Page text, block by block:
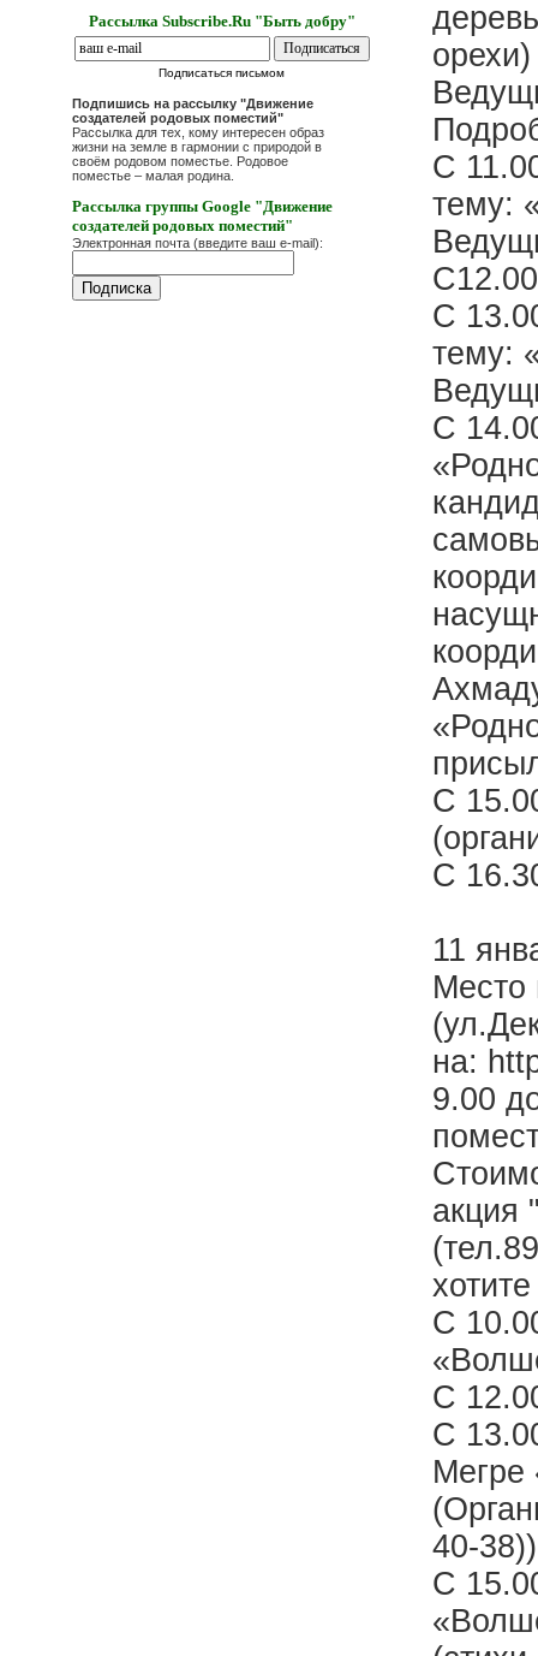
Рассылка Subscribe.Ru "Быть добру"
Подписаться письмом
Подпишись на рассылку "Движение
создателей родовых поместий"
Рассылка для тех, кому интересен образ
жизни на земле в гармонии с природой в
своём родовом поместье. Родовое
поместье – малая родина.
Рассылка группы Google "Движение
создателей родовых поместий"
Электронная почта (введите ваш e-mail):
С
тему:
С
тему:
С
С
С
11
на:
9.00
акция
С
С
С
Мегре
40-
С